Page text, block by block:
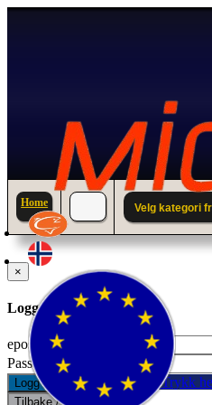
Home Velg kategori
×
Logg inn til din konto.
epostadresse:
Passord:
Logg inn Glemt passord? Trykk
Tilbake / Lukk